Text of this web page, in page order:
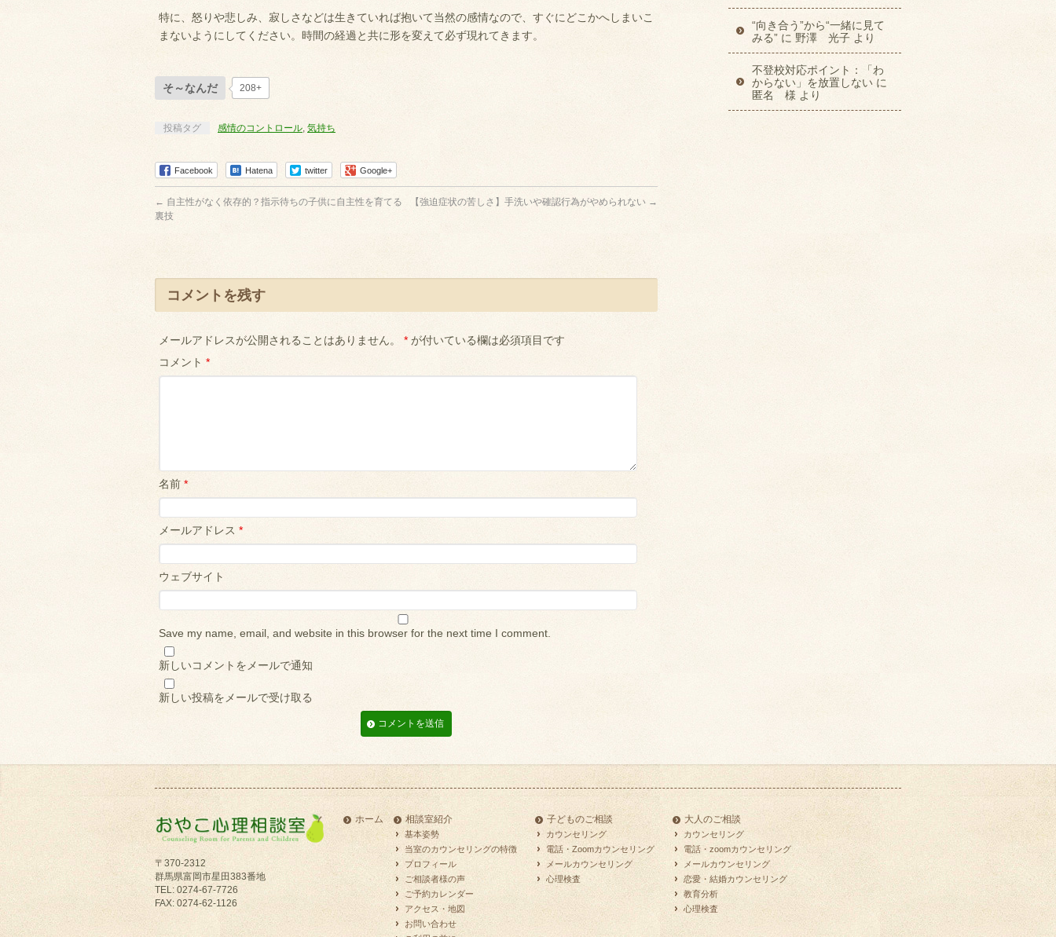
特に、怒りや悲しみ、寂しさなどは生きていれば抱いて当然の感情なので、すぐにどこかへしまいこ
まないようにしてください。時間の経過と共に形を変えて必ず現れてきます。
そ～なんだ 208+
投稿タグ 感情のコントロール, 気持ち
Facebook Hatena twitter Google+
← 自主性がなく依存的？指示待ちの子供に自主性を育てる
裏技
【強迫症状の苦しさ】手洗いや確認行為がやめられない →
コメントを残す
メールアドレスが公開されることはありません。 * が付いている欄は必須項目です
コメント *
名前 *
メールアドレス *
ウェブサイト
Save my name, email, and website in this browser for the next time I comment.
新しいコメントをメールで通知
新しい投稿をメールで受け取る
“向き合う”から“一緒に見て
みる” に 野澤 光子 より
不登校対応ポイント：「わ
からない」を放置しない に
匿名 様 より
〒370-2312
群馬県富岡市星田383番地
TEL: 0274-67-7726
FAX: 0274-62-1126
ホーム 相談室紹介
基本姿勢
当室のカウンセリングの特徴
プロフィール
ご相談者様の声
ご予約カレンダー
アクセス・地図
お問い合わせ
子どものご相談
カウンセリング
電話・Zoomカウンセリング
メールカウンセリング
心理検査
大人のご相談
カウンセリング
電話・zoomカウンセリング
メールカウンセリング
恋愛・結婚カウンセリング
教育分析
心理検査